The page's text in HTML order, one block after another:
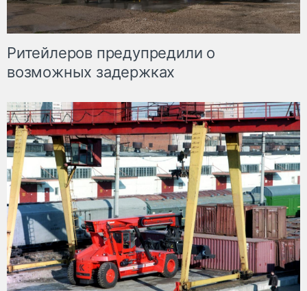
Ритейлеров предупредили о
возможных задержках